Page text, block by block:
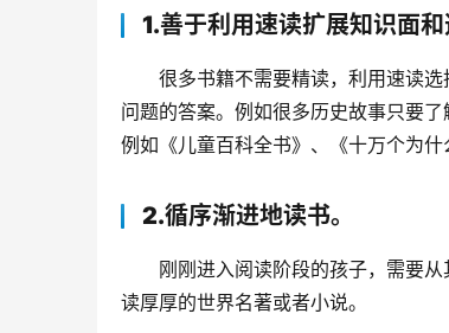
1.善于利用速读扩展知识面和
很多书籍不需要精读，利用速读
问题的答案。例如很多历史故事只要
例如《儿童百科全书》、《十万个为什
2.循序渐进地读书。
刚刚进入阅读阶段的孩子，需要
读厚厚的世界名著或者小说。